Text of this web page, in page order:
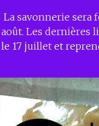
La savonnerie sera
août. Les dernières
le 17 juillet et
L'ARBRE A
Savonnerie à